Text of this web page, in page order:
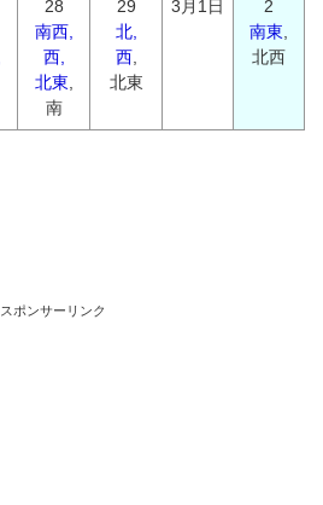
28
南西,
西,
北東
南
29
北,
西,
北東
3月1日
2
南東
北西
スポンサーリンク